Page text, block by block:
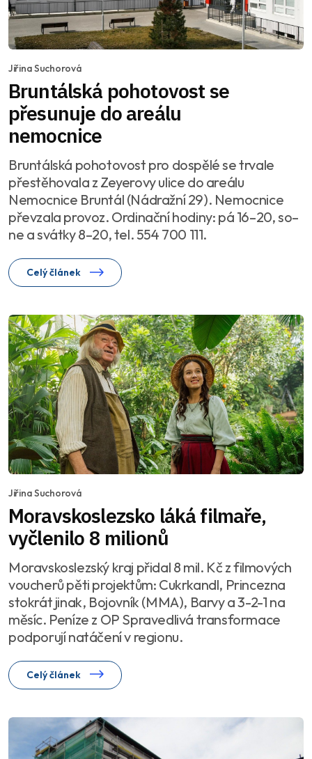
Jiřina Suchorová
Bruntálská pohotovost se
přesunuje do areálu
nemocnice
Bruntálská pohotovost pro dospělé se trvale
přestěhovala z Zeyerovy ulice do areálu
Nemocnice Bruntál (Nádražní 29). Nemocnice
převzala provoz. Ordinační hodiny: pá 16–20, so–
ne a svátky 8–20, tel. 554 700 111.
Celý článek
Jiřina Suchorová
Moravskoslezsko láká filmaře,
vyčlenilo 8 milionů
Moravskoslezský kraj přidal 8 mil. Kč z filmových
voucherů pěti projektům: Cukrkandl, Princezna
stokrát jinak, Bojovník (MMA), Barvy a 3-2-1 na
měsíc. Peníze z OP Spravedlivá transformace
podporují natáčení v regionu.
Celý článek